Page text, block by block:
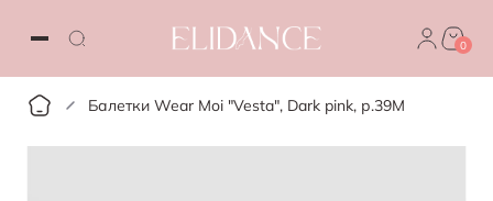
0
Балетки Wear Moi "Vesta", Dark pink, р.39М